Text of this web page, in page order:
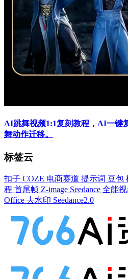
AI跳舞视频1:1复刻教程，AI一键
舞动作迁移。
标签云
扣子 COZE 电商赛道 提示词 豆包
程 首尾帧 Z-image Seedance 全能
Office 去水印 Seedance2.0